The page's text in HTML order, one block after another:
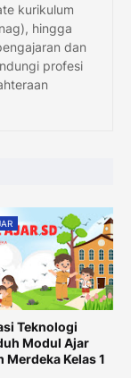
kurikulum
hingga
dan
profesi
Teknologi
Modul Ajar
Kelas 1